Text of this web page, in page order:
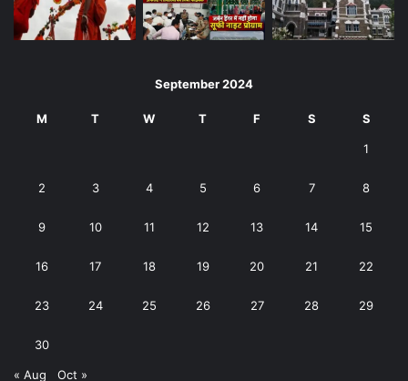
September 2024
M T W T F S S
1
2 3 4 5 6 7 8
9 10 11 12 13 14 15
16 17 18 19 20 21 22
23 24 25 26 27 28 29
30
« Aug Oct »